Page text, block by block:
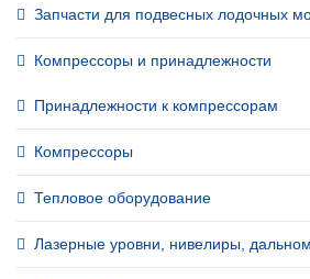
Запчасти для подвесных лодочных
Компрессоры и принадлежности
Принадлежности к компрессорам
Компрессоры
Тепловое оборудование
Лазерные уровни, нивелиры,